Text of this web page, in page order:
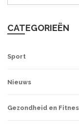
CATEGORIEËN
Sport
Nieuws
Gezondheid en